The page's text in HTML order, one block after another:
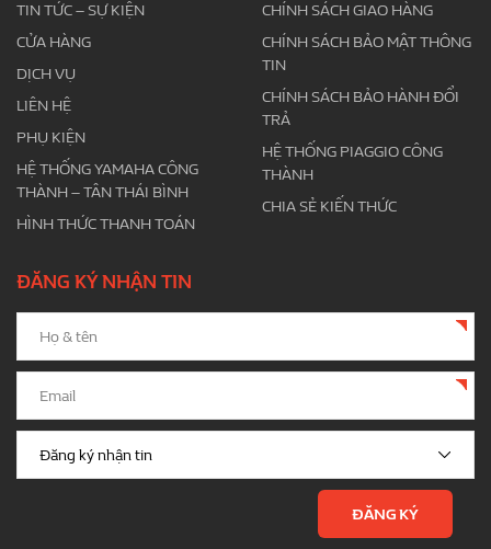
TIN TỨC – SỰ KIỆN
CỬA HÀNG
DỊCH VỤ
LIÊN HỆ
PHỤ KIỆN
HỆ THỐNG YAMAHA CÔNG
THÀNH – TÂN THÁI BÌNH
HÌNH THỨC THANH TOÁN
CHÍNH SÁCH GIAO HÀNG
CHÍNH SÁCH BẢO MẬT THÔNG
TIN
CHÍNH SÁCH BẢO HÀNH ĐỔI
TRẢ
HỆ THỐNG PIAGGIO CÔNG
THÀNH
CHIA SẺ KIẾN THỨC
ĐĂNG KÝ NHẬN TIN